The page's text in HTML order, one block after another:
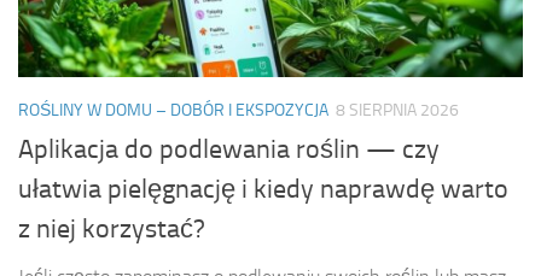
ROŚLINY W DOMU – DOBÓR I EKSPOZYCJA 8 SIERPNIA 2026
Aplikacja do podlewania roślin — czy
ułatwia pielęgnację i kiedy naprawdę warto
z niej korzystać?